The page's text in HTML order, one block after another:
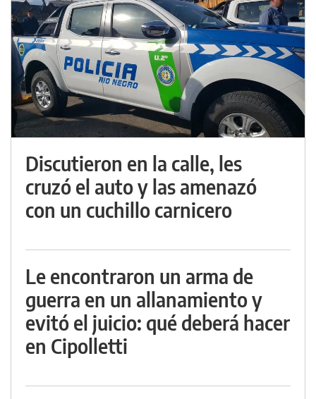
Discutieron en la calle, les
cruzó el auto y las amenazó
con un cuchillo carnicero
Le encontraron un arma de
guerra en un allanamiento y
evitó el juicio: qué deberá hacer
en Cipolletti